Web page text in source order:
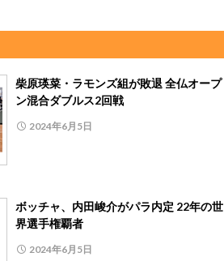
柴原瑛菜・ラモンズ組が敗退 全仏オープ
ン混合ダブルス2回戦
2024年6月5日
ボッチャ、内田峻介がパラ内定 22年の世
界選手権覇者
2024年6月5日